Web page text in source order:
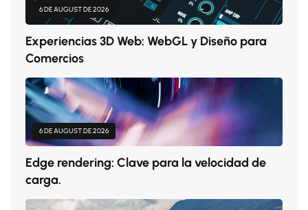
6 DE AUGUST DE 2026
Experiencias 3D Web: WebGL y Diseño para
Comercios
6 DE AUGUST DE 2026
Edge rendering: Clave para la velocidad de
carga.